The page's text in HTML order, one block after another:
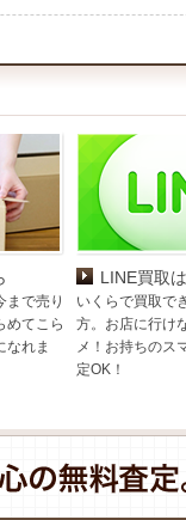
まで売り
めてこら
なれま
LINE買取
いくらで買取で
方。お店に行け
メ！お持ちのス
定OK！